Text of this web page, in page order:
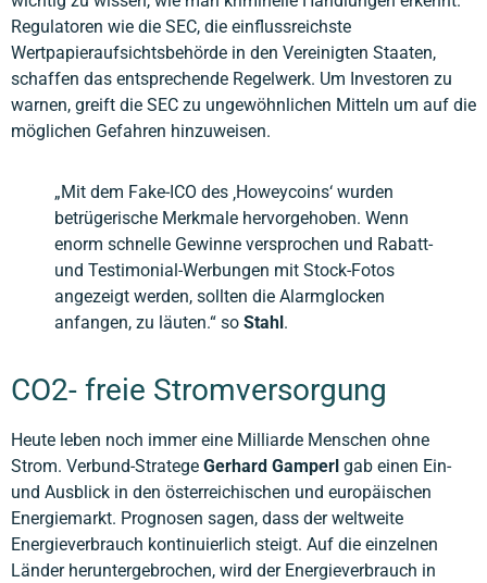
Regulatoren wie die SEC, die einflussreichste
Wertpapieraufsichtsbehörde in den Vereinigten Staaten,
schaffen das entsprechende Regelwerk. Um Investoren zu
warnen, greift die SEC zu ungewöhnlichen Mitteln um auf die
möglichen Gefahren hinzuweisen.
„Mit dem Fake-ICO des ‚Howeycoins‘ wurden
betrügerische Merkmale hervorgehoben. Wenn
enorm schnelle Gewinne versprochen und Rabatt-
und Testimonial-Werbungen mit Stock-Fotos
angezeigt werden, sollten die Alarmglocken
anfangen, zu läuten.“ so Stahl .
CO2- freie Stromversorgung
Heute leben noch immer eine Milliarde Menschen ohne
Strom. Verbund-Stratege Gerhard Gamperl gab einen Ein-
und Ausblick in den österreichischen und europäischen
Energiemarkt. Prognosen sagen, dass der weltweite
Energieverbrauch kontinuierlich steigt. Auf die einzelnen
Länder heruntergebrochen, wird der Energieverbrauch in